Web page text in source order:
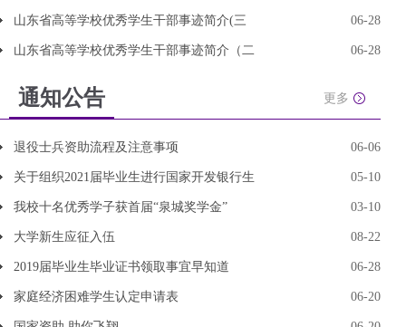
山东省高等学校优秀学生干部事迹简介(三 06-28
山东省高等学校优秀学生干部事迹简介（二 06-28
通知公告 更多
退役士兵资助流程及注意事项 06-06
关于组织2021届毕业生进行国家开发银行生 05-10
我校十名优秀学子获首届“泉城奖学金” 03-10
大学新生应征入伍 08-22
2019届毕业生毕业证书领取事宜早知道 06-28
家庭经济困难学生认定申请表 06-20